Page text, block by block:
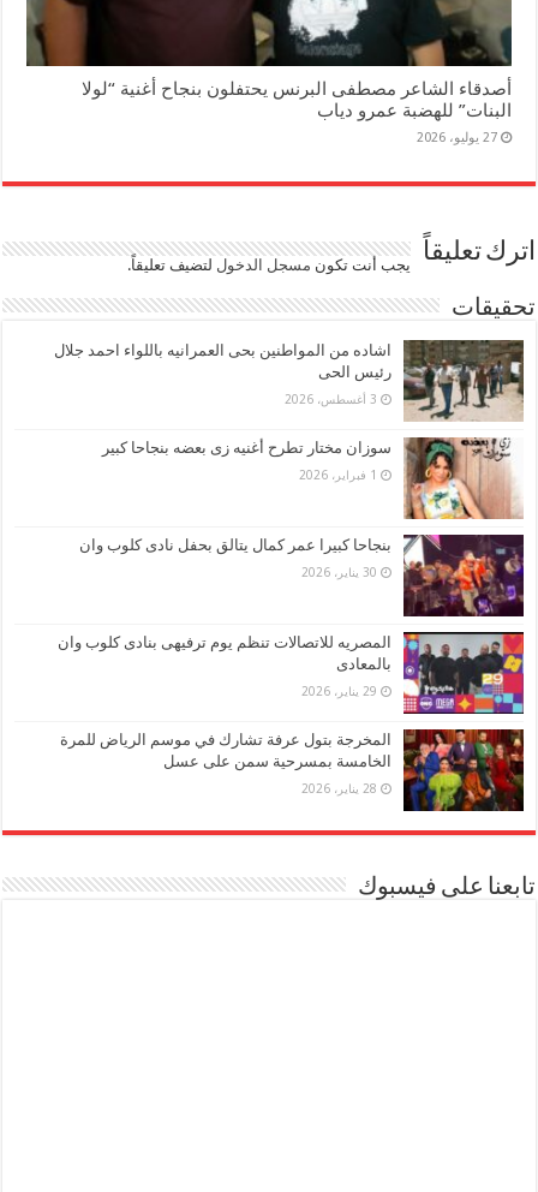
أصدقاء الشاعر مصطفى البرنس يحتفلون بنجاح أغنية “لولا
البنات” للهضبة عمرو دياب
27 يوليو، 2026
اترك تعليقاً يجب أنت تكون مسجل الدخول لتضيف تعليقاً.
تحقيقات
اشاده من المواطنين بحى العمرانيه باللواء احمد جلال
رئيس الحى
3 أغسطس، 2026
سوزان مختار تطرح أغنيه زى بعضه بنجاحا كبير
1 فبراير، 2026
بنجاحا كبيرا عمر كمال يتالق بحفل نادى كلوب وان
30 يناير، 2026
المصريه للاتصالات تنظم يوم ترفيهى بنادى كلوب وان
بالمعادى
29 يناير، 2026
المخرجة بتول عرفة تشارك في موسم الرياض للمرة
الخامسة بمسرحية سمن على عسل
28 يناير، 2026
تابعنا على فيسبوك